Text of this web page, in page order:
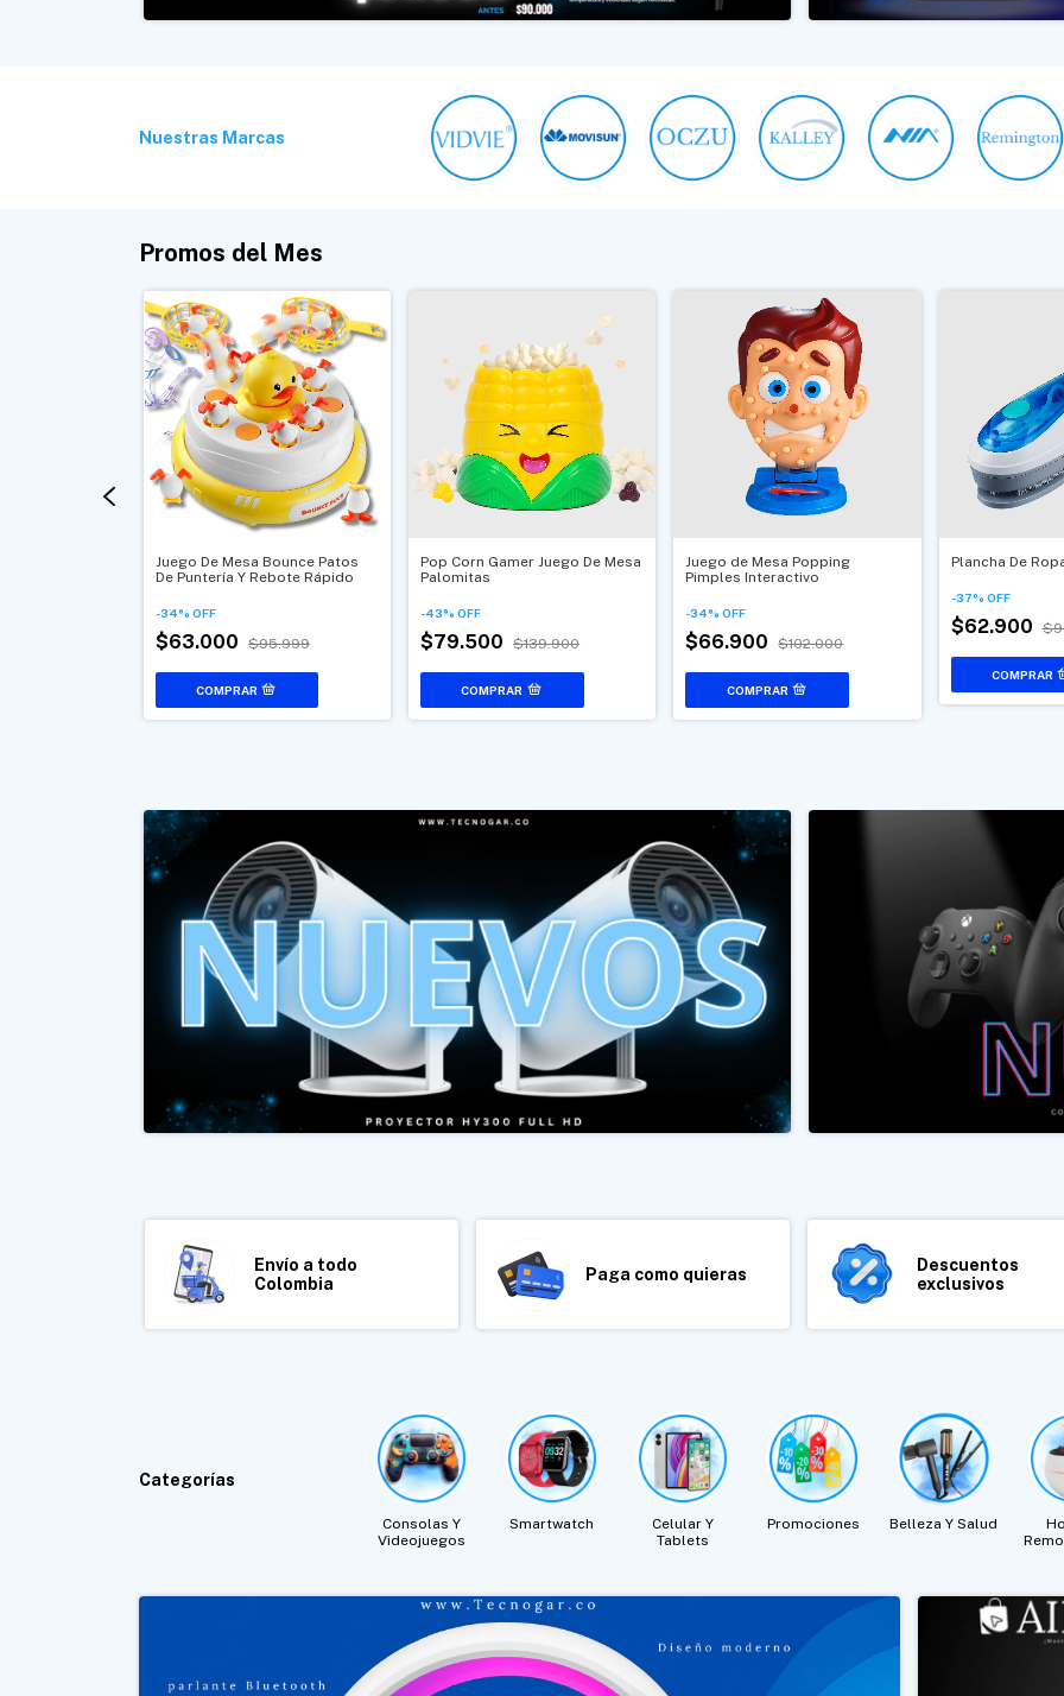
Nuestras Marcas
Promos del Mes
Juego De Mesa Bounce Patos
De Puntería Y Rebote Rápido
-34% OFF
$63.000 $95.999
Pop Corn Gamer Juego De Mesa
Palomitas
-43%OFF
$79.500 $139.900
Juego de Mesa Popping
Pimples Interactivo
-34%OFF
$66.900 $102.000
Plancha De
-37% OFF
$62.900
Envío a todo
Colombia
Paga como quieras
Descuentos
exclusivos
Categorías
Consolas Y
Videojuegos
Smartwatch
Celular Y
Tablets
Promociones Belleza Y Salud